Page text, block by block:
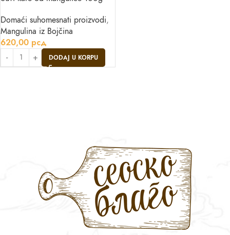
Domaći suhomesnati proizvodi,
Mangulina iz Bojčina
620,00 рсд
DODAJ U KORPU